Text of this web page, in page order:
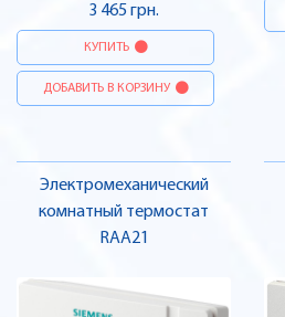
3 465 грн.
КУПИТЬ
ДОБАВИТЬ В КОРЗИНУ
Электромеханический
комнатный термостат
RAA21